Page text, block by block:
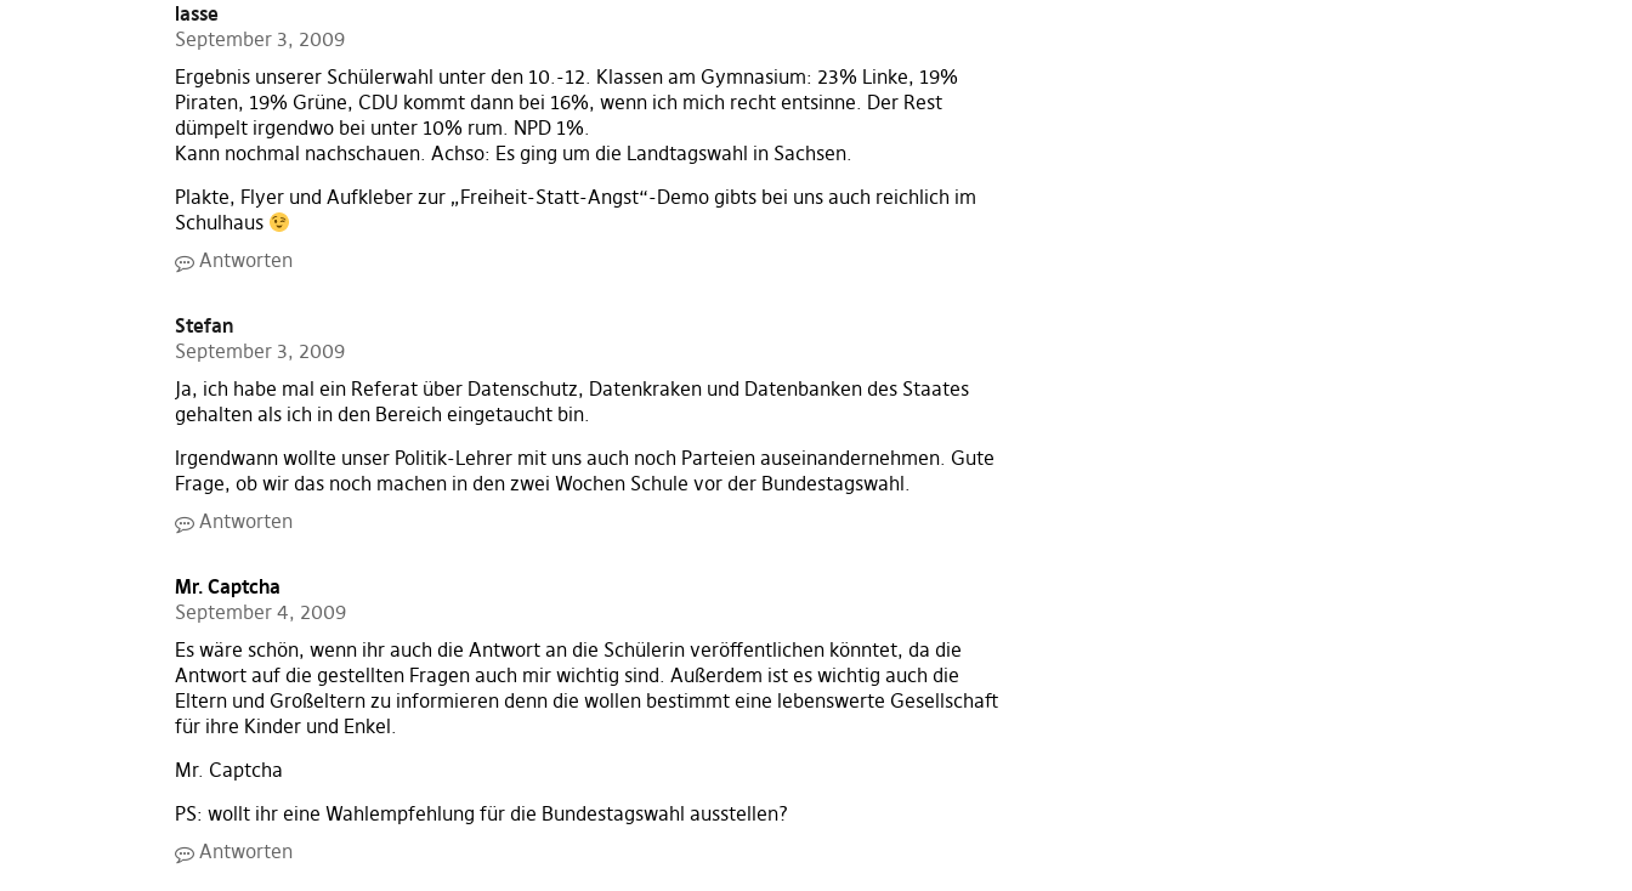
lasse
September 3, 2009
Ergebnis unserer Schülerwahl unter den 10.-12. Klassen am Gymnasium: 23% Linke, 19%
Piraten, 19% Grüne, CDU kommt dann bei 16%, wenn ich mich recht entsinne. Der Rest
dümpelt irgendwo bei unter 10% rum. NPD 1%.
Kann nochmal nachschauen. Achso: Es ging um die Landtagswahl in Sachsen.
Plakte, Flyer und Aufkleber zur „Freiheit-Statt-Angst“-Demo gibts bei uns auch reichlich im
Schulhaus
Antworten
Stefan
September 3, 2009
Ja, ich habe mal ein Referat über Datenschutz, Datenkraken und Datenbanken des Staates
gehalten als ich in den Bereich eingetaucht bin.
Irgendwann wollte unser Politik-Lehrer mit uns auch noch Parteien auseinandernehmen. Gute
Frage, ob wir das noch machen in den zwei Wochen Schule vor der Bundestagswahl.
Antworten
Mr. Captcha
September 4, 2009
Es wäre schön, wenn ihr auch die Antwort an die Schülerin veröffentlichen könntet, da die
Antwort auf die gestellten Fragen auch mir wichtig sind. Außerdem ist es wichtig auch die
Eltern und Großeltern zu informieren denn die wollen bestimmt eine lebenswerte Gesellschaft
für ihre Kinder und Enkel.
Mr. Captcha
PS: wollt ihr eine Wahlempfehlung für die Bundestagswahl ausstellen?
Antworten